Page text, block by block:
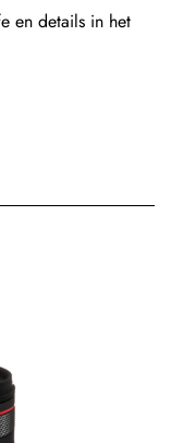
en details in het